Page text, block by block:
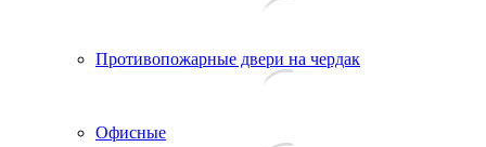
Противопожарные двери на чердак
Офисные